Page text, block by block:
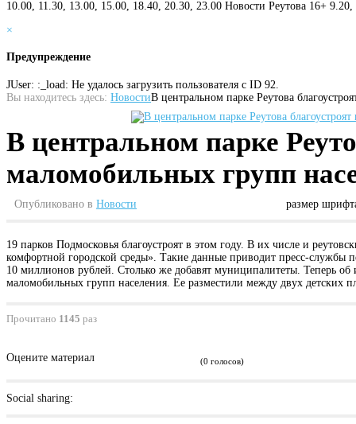
10.00, 11.30, 13.00, 15.00, 18.40, 20.30, 23.00 Новости Реутова 16+
×
Предупреждение
JUser: :_load: Не удалось загрузить пользователя с ID 92.
Вы находитесь здесь: НовостиВ центральном парке Реутова
В центральном парке
маломобильных групп
Опубликовано в Новости размер
19 парков Подмосковья благоустроят в этом году. В их числе и
комфортной городской среды». Такие данные приводит пресс-службы
10 миллионов рублей. Столько же добавят муниципалитеты. Теперь
маломобильных групп населения. Ее разместили между двух детских
Прочитано 1145 раз
Оцените материал (0 голосов)
Social sharing: